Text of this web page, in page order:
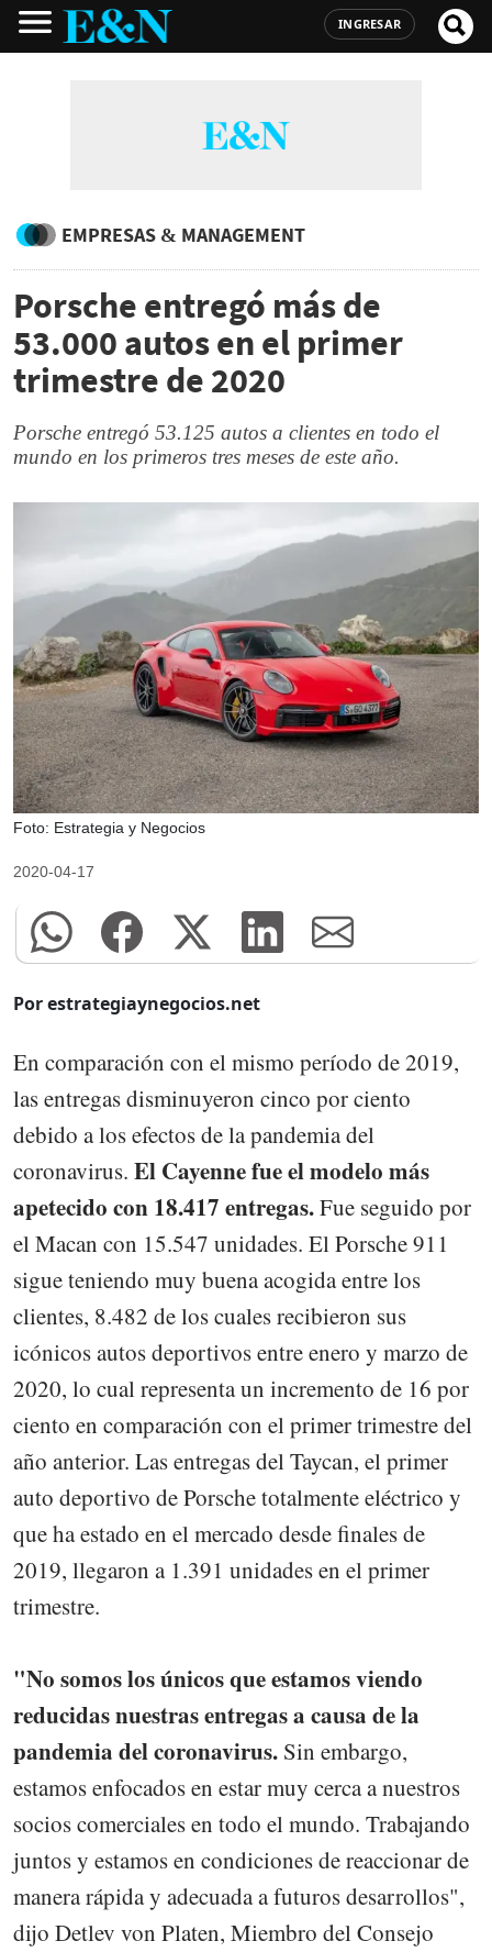
INGRESAR
EMPRESAS & MANAGEMENT
Porsche entregó más de
53.000 autos en el primer
trimestre de 2020
Porsche entregó 53.125 autos a clientes en todo el
mundo en los primeros tres meses de este año.
Foto: Estrategia y Negocios
2020-04-17
Por estrategiaynegocios.net
En comparación con el mismo período de 2019,
las entregas disminuyeron cinco por ciento
debido a los efectos de la pandemia del
coronavirus. El Cayenne fue el modelo más
apetecido con 18.417 entregas.Fue seguido por
el Macan con 15.547 unidades. El Porsche 911
sigue teniendo muy buena acogida entre los
clientes, 8.482 de los cuales recibieron sus
icónicos autos deportivos entre enero y marzo de
2020, lo cual representa un incremento de 16 por
ciento en comparación con el primer trimestre del
año anterior. Las entregas del Taycan, el primer
auto deportivo de Porsche totalmente eléctrico y
que ha estado en el mercado desde finales de
2019, llegaron a 1.391 unidades en el primer
trimestre.
"No somos los únicos que estamos viendo
reducidas nuestras entregas a causa de la
pandemia del coronavirus. Sin embargo,
estamos enfocados en estar muy cerca a nuestros
socios comerciales en todo el mundo. Trabajando
juntos y estamos en condiciones de reaccionar de
manera rápida y adecuada a futuros desarrollos",
dijo Detlev von Platen, Miembro del Consejo